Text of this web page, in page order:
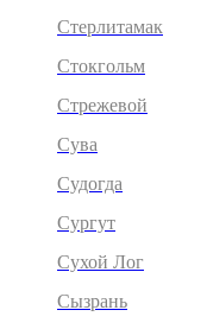
Стерлитамак
Стокгольм
Стрежевой
Сува
Судогда
Сургут
Сухой Лог
Сызрань